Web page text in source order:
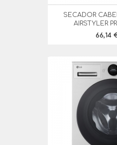
SECADOR
AIRSTYLER
Preço
66,14